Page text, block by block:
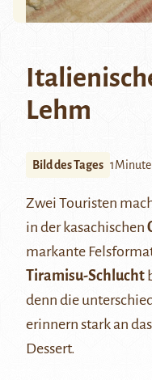
Lehm
Bild des Tages 1Minute
Zwei Touristen
in der kasachischen
markante
Tiramisu-Schlucht
denn die
erinnern stark an
Dessert.